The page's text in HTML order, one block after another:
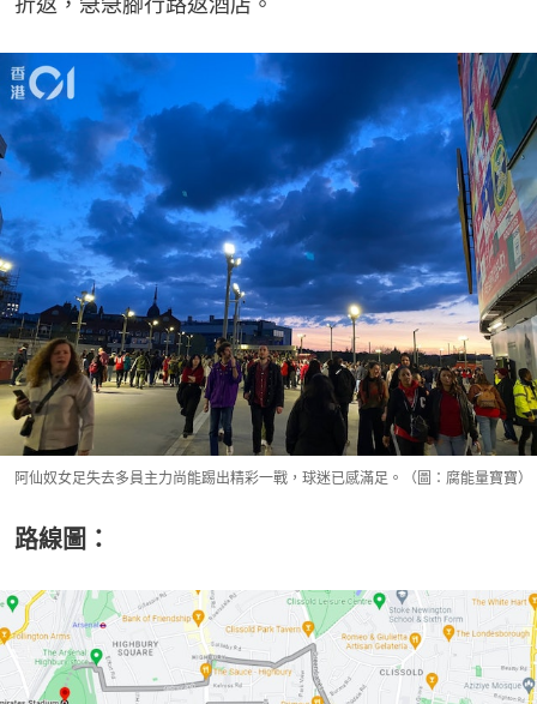
阿仙奴女足失去多員主力尚能踢出精彩一戰，球迷已感滿足。（圖：腐能量寶寶）
路線圖：